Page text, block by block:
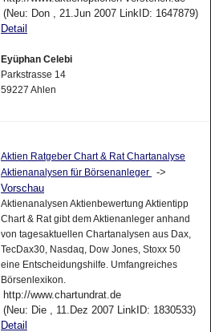
(Neu: Don , 21.Jun 2007 LinkID: 1647879)
Detail
Eyüphan Celebi
Parkstrasse 14
59227 Ahlen
Aktien Ratgeber Chart & Rat Chartanalyse
Aktienanalysen für Börsenanleger
->
Vorschau
Aktienanalysen Aktienbewertung Aktientipp
Chart & Rat gibt dem Aktienanleger anhand
von tagesaktuellen Chartanalysen aus Dax,
TecDax30, Nasdaq, Dow Jones, Stoxx 50
eine Entscheidungshilfe. Umfangreiches
Börsenlexikon.
http://www.chartundrat.de
(Neu: Die , 11.Dez 2007 LinkID: 1830533)
Detail